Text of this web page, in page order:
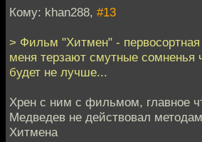
Кому: khan288, #13
> Фильм "Хитмен" -
меня терзают смутные сомненья
будет не лучше...
Хрен с ним с фильмом, главное
Медведев не действовал
Хитмена